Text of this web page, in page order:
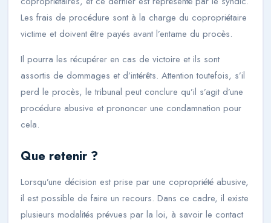
Les frais de procédure sont à la charge du copropriétaire
victime et doivent être payés avant l’entame du procès.
Il pourra les récupérer en cas de victoire et ils sont
assortis de dommages et d’intérêts. Attention toutefois, s’il
perd le procès, le tribunal peut conclure qu’il s’agit d’une
procédure abusive et prononcer une condamnation pour
cela.
Que retenir ?
Lorsqu’une décision est prise par une copropriété abusive,
il est possible de faire un recours. Dans ce cadre, il existe
plusieurs modalités prévues par la loi, à savoir le contact